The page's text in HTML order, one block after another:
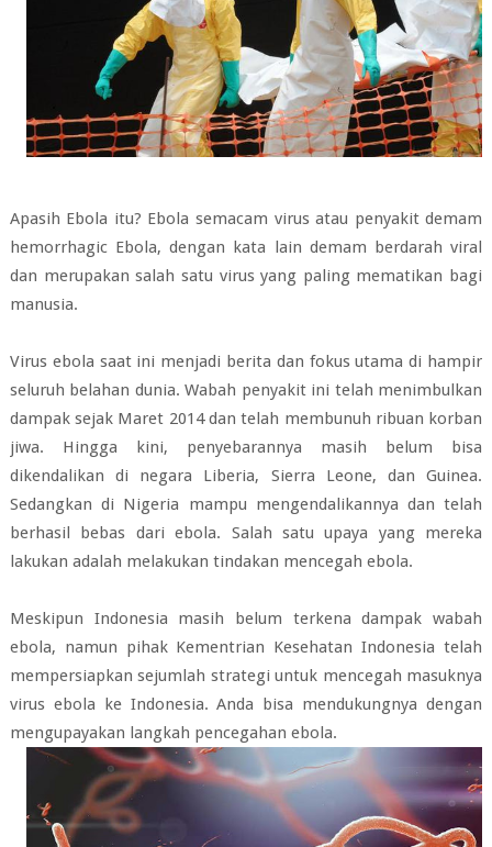
Apasih Ebola itu? Ebola semacam virus atau penyakit demam
hemorrhagic Ebola, dengan kata lain demam berdarah viral
dan merupakan salah satu virus yang paling mematikan bagi
manusia.
Virus ebola saat ini menjadi berita dan fokus utama di hampir
seluruh belahan dunia. Wabah penyakit ini telah menimbulkan
dampak sejak Maret 2014 dan telah membunuh ribuan korban
jiwa. Hingga kini, penyebarannya masih belum bisa
dikendalikan di negara Liberia, Sierra Leone, dan Guinea.
Sedangkan di Nigeria mampu mengendalikannya dan telah
berhasil bebas dari ebola. Salah satu upaya yang mereka
lakukan adalah melakukan tindakan mencegah ebola.
Meskipun Indonesia masih belum terkena dampak wabah
ebola, namun pihak Kementrian Kesehatan Indonesia telah
mempersiapkan sejumlah strategi untuk mencegah masuknya
virus ebola ke Indonesia. Anda bisa mendukungnya dengan
mengupayakan langkah pencegahan ebola.